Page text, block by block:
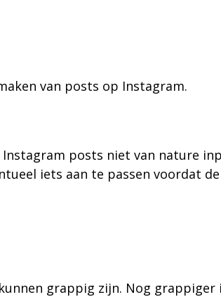
van posts op Instagram.
posts niet van nature
iets aan te passen voordat
grappig zijn. Nog grappiger